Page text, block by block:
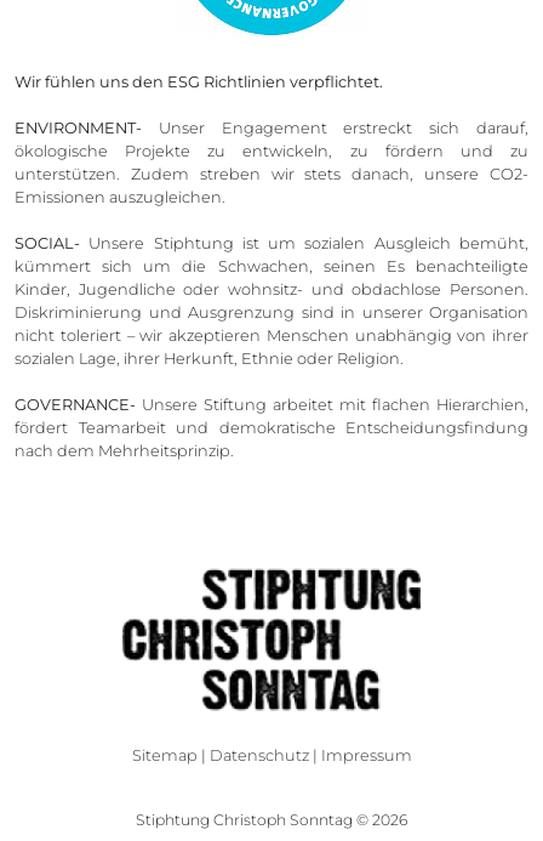
Wir fühlen uns den ESG Richtlinien verpflichtet.
ENVIRONMENT- Unser Engagement erstreckt sich darauf,
ökologische Projekte zu entwickeln, zu fördern und zu
unterstützen. Zudem streben wir stets danach, unsere CO2-
Emissionen auszugleichen.
SOCIAL- Unsere Stiphtung ist um sozialen Ausgleich bemüht,
kümmert sich um die Schwachen, seinen Es benachteiligte
Kinder, Jugendliche oder wohnsitz- und obdachlose Personen.
Diskriminierung und Ausgrenzung sind in unserer Organisation
nicht toleriert – wir akzeptieren Menschen unabhängig von ihrer
sozialen Lage, ihrer Herkunft, Ethnie oder Religion.
GOVERNANCE- Unsere Stiftung arbeitet mit flachen Hierarchien,
fördert Teamarbeit und demokratische Entscheidungsfindung
nach dem Mehrheitsprinzip.
Sitemap | Datenschutz| Impressum
Stiphtung Christoph Sonntag © 2026